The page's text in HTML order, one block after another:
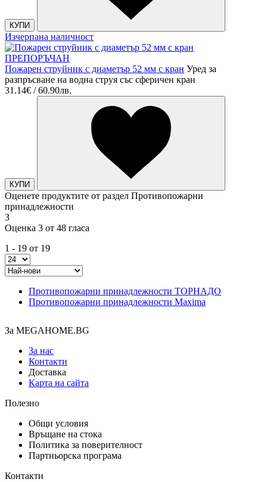
КУПИ
Изчерпана наличност
ПРЕПОРЪЧАН
Пожарен струйник с диаметър 52 мм с кран Уред за
разпръсване на водна струя със сферичен кран
31.14€ / 60.90лв.
КУПИ
Оценете продуктите от раздел Противопожарни
принадлежности
3
Оценка 3 от 48 гласа
1 - 19 от 19
Противопожарни принадлежности ТОРНАДО
Противопожарни принадлежности Maxima
За MEGAHOME.BG
За нас
Контакти
Доставка
Карта на сайта
Полезно
Общи условия
Връщане на стока
Политика за поверителност
Партньорска програма
Контакти